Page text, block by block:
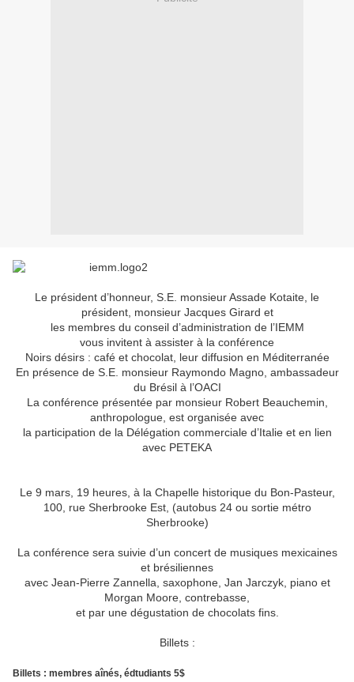
Le président d’honneur, S.E. monsieur Assade Kotaite, le
président, monsieur Jacques Girard et
les membres du conseil d’administration de l’IEMM
vous invitent à assister à la conférence
Noirs désirs : café et chocolat, leur diffusion en Méditerranée
En présence de S.E. monsieur Raymondo Magno, ambassadeur
du Brésil à l’OACI
La conférence présentée par monsieur Robert Beauchemin,
anthropologue, est organisée avec
la participation de la Délégation commerciale d’Italie et en lien
avec PETEKA
Le 9 mars, 19 heures, à la Chapelle historique du Bon-Pasteur,
100, rue Sherbrooke Est, (autobus 24 ou sortie métro
Sherbrooke)
La conférence sera suivie d’un concert de musiques mexicaines
et brésiliennes
avec Jean-Pierre Zannella, saxophone, Jan Jarczyk, piano et
Morgan Moore, contrebasse,
et par une dégustation de chocolats fins.
Billets :
Billets : membres aînés, édtudiants 5$